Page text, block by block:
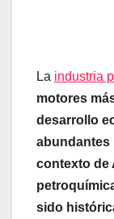
La industria
motores
desarrollo
abundantes
contexto de
sido